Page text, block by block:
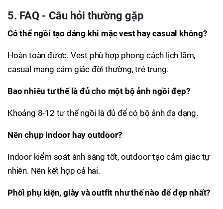
5. FAQ - Câu hỏi thường gặp
Có thể ngồi tạo dáng khi mặc vest hay casual không?
Hoàn toàn được. Vest phù hợp phong cách lịch lãm,
casual mang cảm giác đời thường, trẻ trung.
Bao nhiêu tư thế là đủ cho một bộ ảnh ngồi đẹp?
Khoảng 8-12 tư thế ngồi là đủ để có bộ ảnh đa dạng.
Nên chụp indoor hay outdoor?
Indoor kiểm soát ánh sáng tốt, outdoor tạo cảm giác tự
nhiên. Nên kết hợp cả hai.
Phối phụ kiện, giày và outfit như thế nào để đẹp nhất?